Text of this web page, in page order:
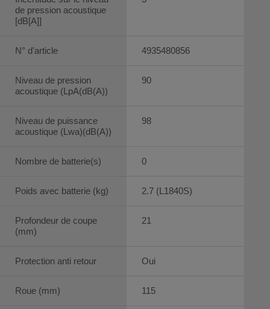
de pression acoustique
[dB[A]]
N° d'article
Niveau de pression
acoustique (LpA(dB(A))
Niveau de puissance
acoustique (Lwa)(dB(A))
Nombre de batterie(s)
Poids avec batterie (kg)
Profondeur de coupe
(mm)
Protection anti retour
Roue (mm)
4935480856
90
98
0
2.7 (L1840S)
21
Oui
115